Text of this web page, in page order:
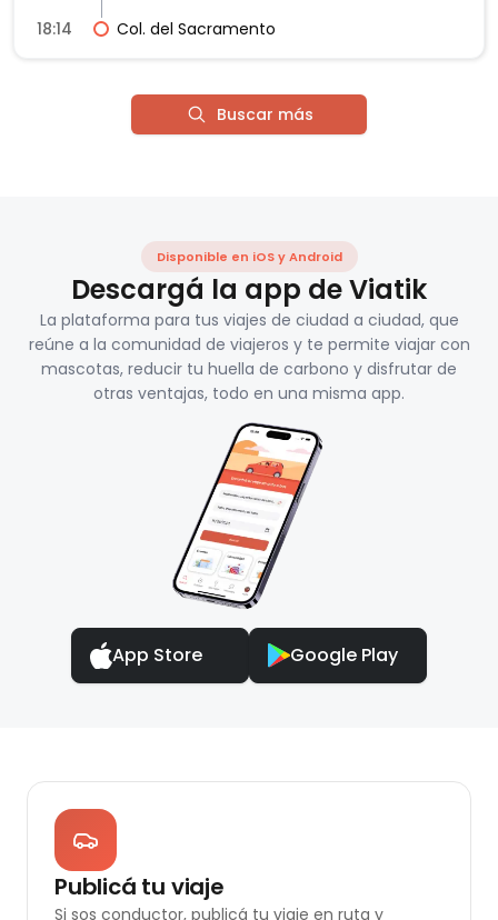
18:14
Col. del Sacramento
Buscar más
Disponible en iOS y Android
Descargá la app de Viatik
La plataforma para tus viajes de ciudad a ciudad, que
reúne a la comunidad de viajeros y te permite viajar con
mascotas, reducir tu huella de carbono y disfrutar de
otras ventajas, todo en una misma app.
App Store Google Play
Publicá tu viaje
Si sos conductor, publicá tu viaje en ruta y